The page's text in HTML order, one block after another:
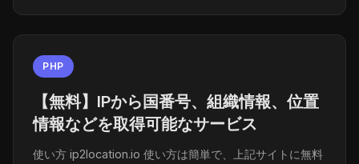
PHP
【無料】IPから国番号、組織情報、位置
情報などを取得可能なサービス
使い方 ip2location.io 使い方は簡単で、上記サイトに無料